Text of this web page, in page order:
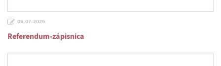
06.07.2026
Referendum-zápisnica